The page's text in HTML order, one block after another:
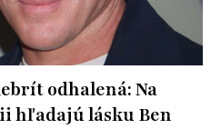
odhalená: Na
hľadajú lásku Ben